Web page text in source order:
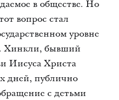
в обществе. Но
вопрос стал
уровне
Хинкли, бывший
Иисуса Христа
дней, публично
с детьми